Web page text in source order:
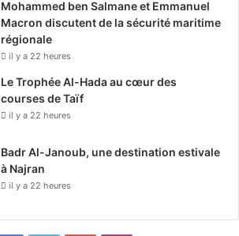
Mohammed ben Salmane et Emmanuel
Macron discutent de la sécurité maritime
régionale
il y a 22 heures
Le Trophée Al-Hada au cœur des
courses de Taïf
il y a 22 heures
Badr Al-Janoub, une destination estivale
à Najran
il y a 22 heures